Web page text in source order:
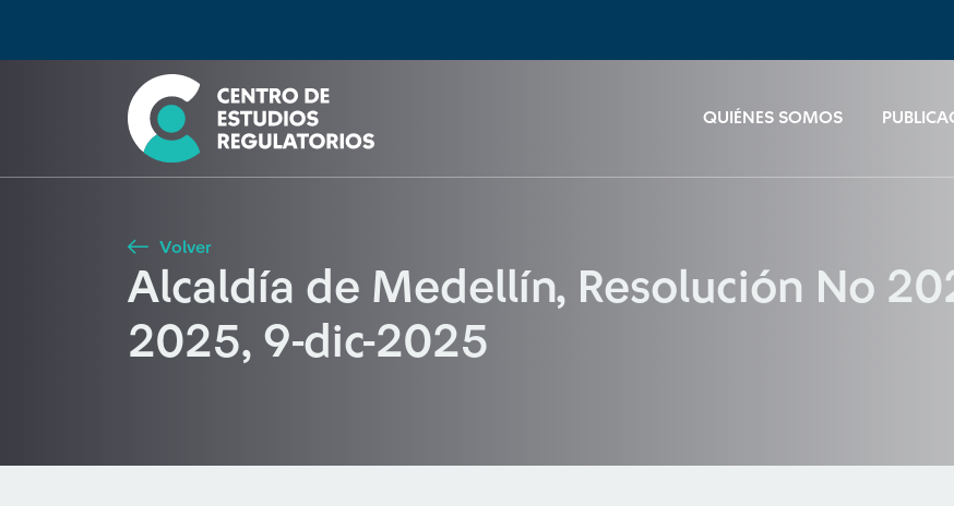
QUIÉNES SOMOS
Seleccione país
Buscar
Volver
Alcaldía de Medellín, Resolución No
2025, 9-dic-2025